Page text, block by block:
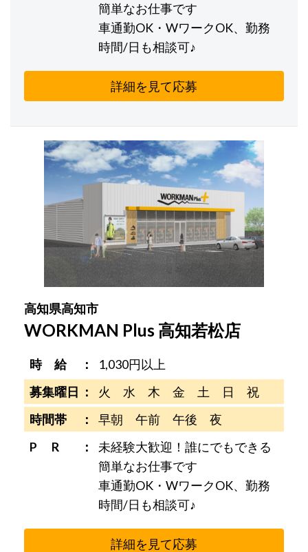
簡単なお仕事です
車通勤OK・WワークOK、勤務
時間/日も相談可♪
詳細を見て応募
高知県高知市
WORKMAN Plus 高知若松店
時 給
1,030円以上
募集曜日
火 水 木 金 土 日 祝
時間帯
早朝 午前 午後 夜
P R
未経験大歓迎！誰にでもできる
簡単なお仕事です
車通勤OK・WワークOK、勤務
時間/日も相談可♪
詳細を見て応募